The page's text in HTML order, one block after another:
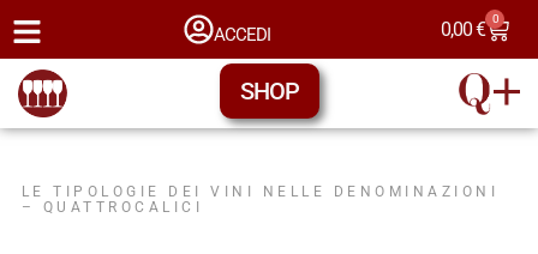
ACCEDI 0,00€ 0
SHOP
LE TIPOLOGIE DEI VINI NELLE DENOMINAZIONI
– QUATTROCALICI